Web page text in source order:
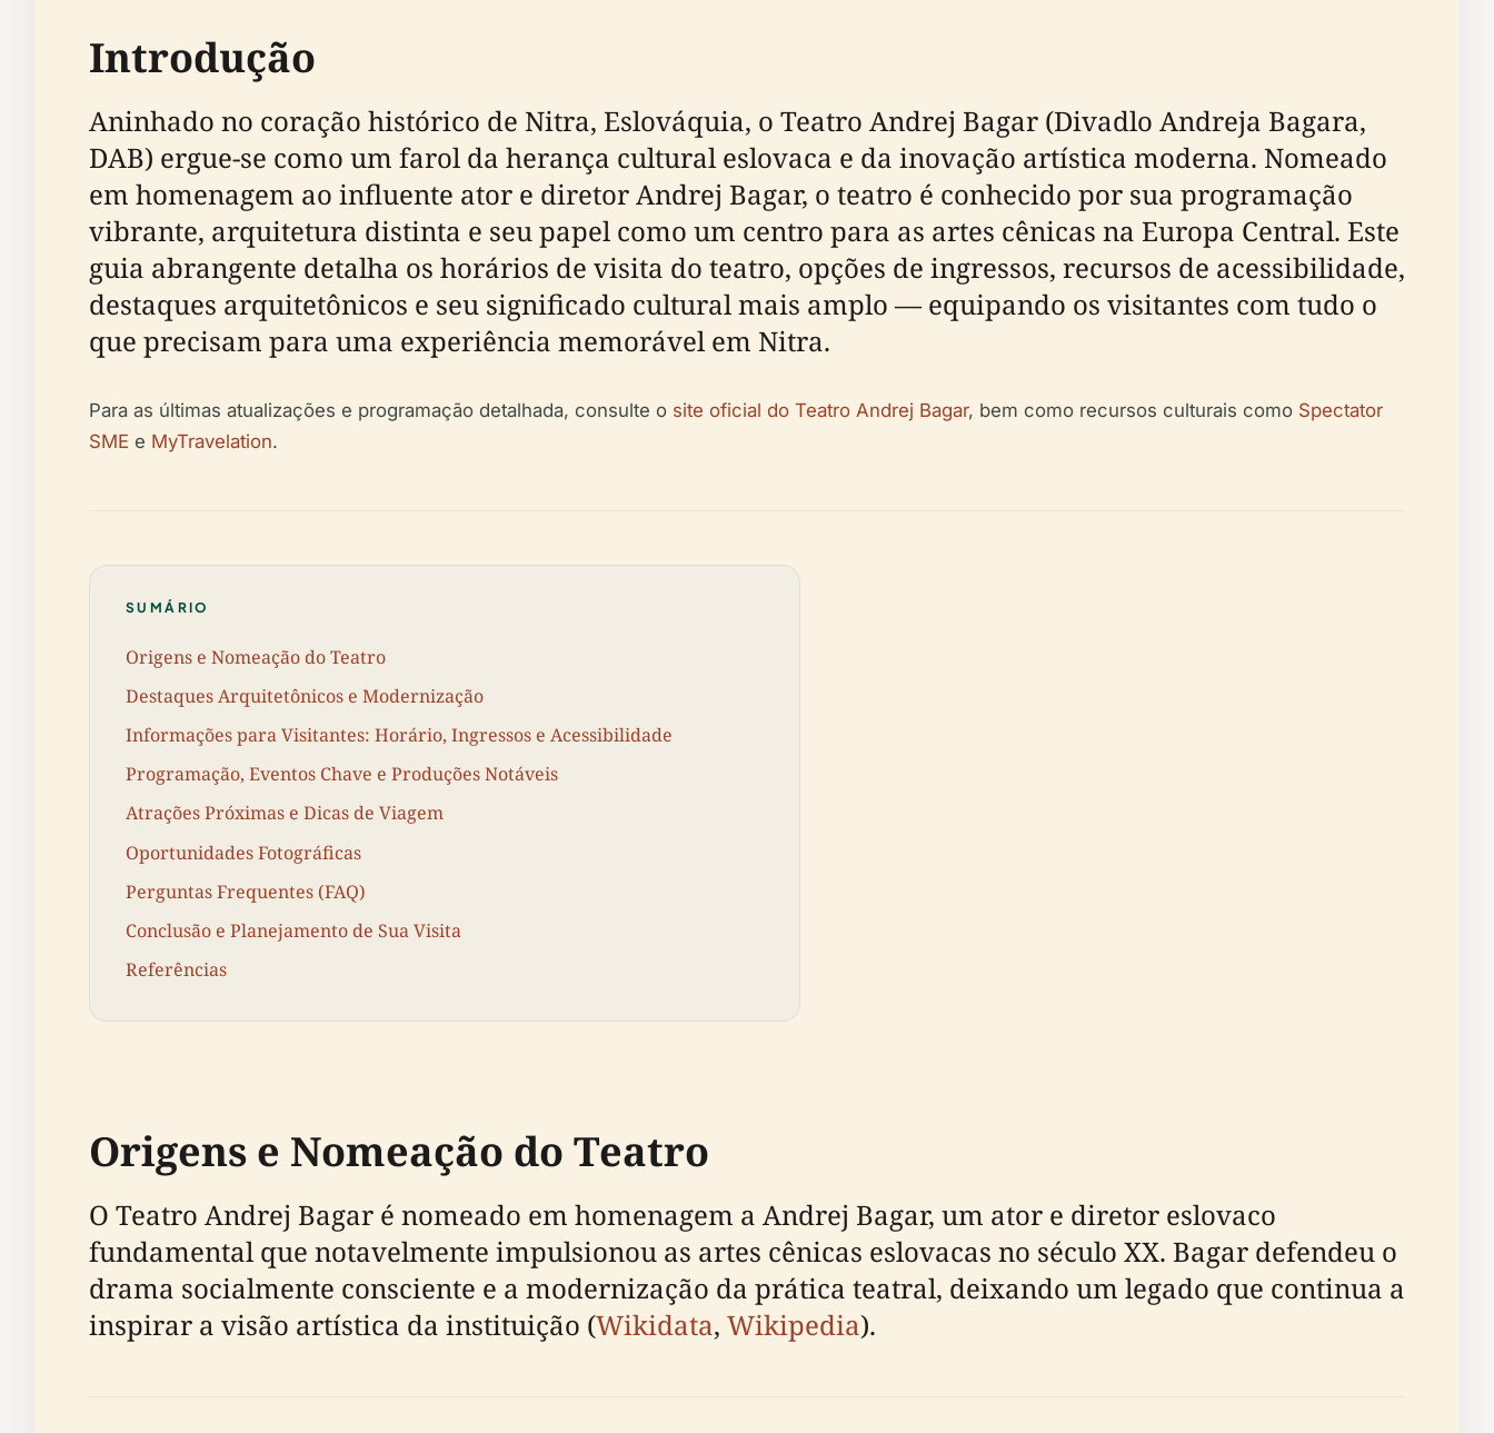
Introdução
Aninhado no coração histórico de Nitra, Eslováquia, o Teatro Andrej Bagar (Divadlo Andreja Bagara,
DAB) ergue-se como um farol da herança cultural eslovaca e da inovação artística moderna. Nomeado
em homenagem ao influente ator e diretor Andrej Bagar, o teatro é conhecido por sua programação
vibrante, arquitetura distinta e seu papel como um centro para as artes cênicas na Europa Central. Este
guia abrangente detalha os horários de visita do teatro, opções de ingressos, recursos de acessibilidade,
destaques arquitetônicos e seu significado cultural mais amplo — equipando os visitantes com tudo o
que precisam para uma experiência memorável em Nitra.
Para as últimas atualizações e programação detalhada, consulte o site oficial do Teatro Andrej Bagar, bem como recursos culturais como Spectator
SME e MyTravelation.
SUMÁRIO
Origens e Nomeação do Teatro
Destaques Arquitetônicos e Modernização
Informações para Visitantes: Horário, Ingressos e Acessibilidade
Programação, Eventos Chave e Produções Notáveis
Atrações Próximas e Dicas de Viagem
Oportunidades Fotográficas
Perguntas Frequentes (FAQ)
Conclusão e Planejamento de Sua Visita
Referências
Origens e Nomeação do Teatro
O Teatro Andrej Bagar é nomeado em homenagem a Andrej Bagar, um ator e diretor eslovaco
fundamental que notavelmente impulsionou as artes cênicas eslovacas no século XX. Bagar defendeu o
drama socialmente consciente e a modernização da prática teatral, deixando um legado que continua a
inspirar a visão artística da instituição (Wikidata, Wikipedia).